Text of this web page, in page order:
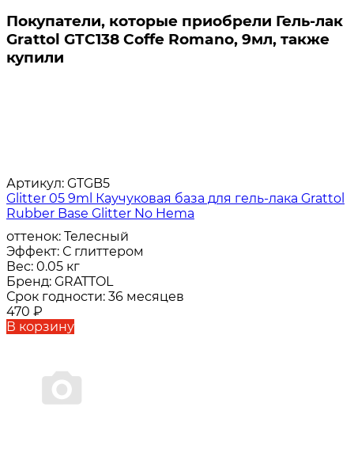
Покупатели, которые приобрели Гель-лак
Grattol GTC138 Coffe Romano, 9мл, также
купили
Артикул: GTGB5
Glitter 05 9ml Каучуковая база для гель-лака Grattol
Rubber Base Glitter No Hema
оттенок: Телесный
Эффект: С глиттером
Вес: 0.05 кг
Бренд: GRATTOL
Срок годности: 36 месяцев
470 ₽
В корзину